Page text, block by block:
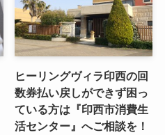
ヒーリングヴィラ印西の回
数券払い戻しができず困っ
ている方は『印西市消費生
活センター』へご相談を！